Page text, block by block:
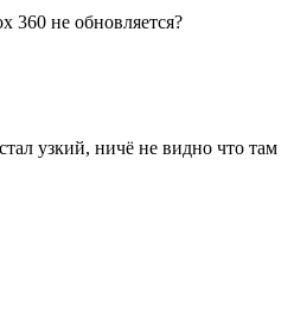
360 не обновляется?
узкий, ничё не видно что там